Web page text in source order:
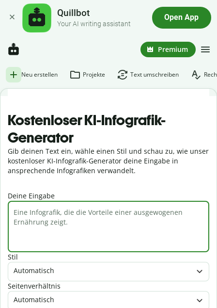
Quillbot
Your AI writing assistant
Open App
Premium
Neu erstellen Projekte Text umschreiben
Kostenloser KI-Infografik-
Generator
Gib deinen Text ein, wähle einen Stil und schau zu, wie unser
kostenloser KI-Infografik-Generator deine Eingabe in
ansprechende Infografiken verwandelt.
Deine Eingabe
Stil
Automatisch
Seitenverhältnis
Automatisch